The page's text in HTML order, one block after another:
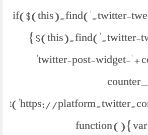
if($(this).find('.twitter-
{ $(this).find('.twitter-
'twitter-post-widget-' +
function () { var